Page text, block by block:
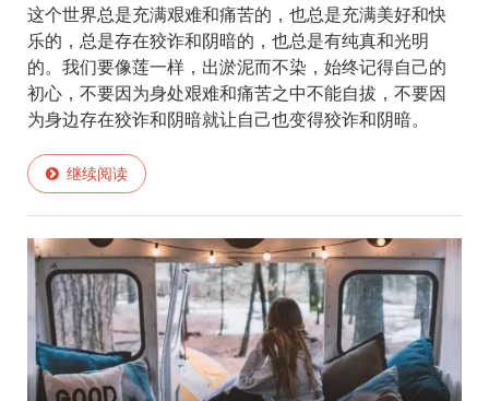
这个世界总是充满艰难和痛苦的，也总是充满美好和快
乐的，总是存在狡诈和阴暗的，也总是有纯真和光明
的。我们要像莲一样，出淤泥而不染，始终记得自己的
初心，不要因为身处艰难和痛苦之中不能自拔，不要因
为身边存在狡诈和阴暗就让自己也变得狡诈和阴暗。
继续阅读